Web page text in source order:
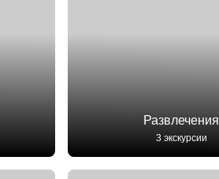
Развлечения
3 экскурсии